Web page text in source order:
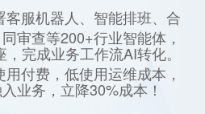
服机器人、智能排班、合
同审查等200+行业智能体，
完成业务工作流AI转化。
用付费，低使用运维成本，
业务，立降30%成本！